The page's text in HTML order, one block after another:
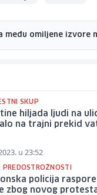
među omiljene izvore
SKUP
hiljada ljudi na
na trajni prekid
u 23:52
PREDOSTROŽNOSTI
policija
zbog novog